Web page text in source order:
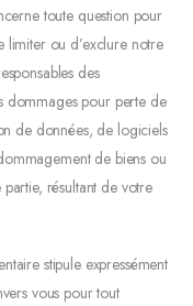
toute question pour
ou d’exclure notre
des
dommages pour perte de
de données, de logiciels
de biens ou
résultant de votre
stipule expressément
vous pour tout